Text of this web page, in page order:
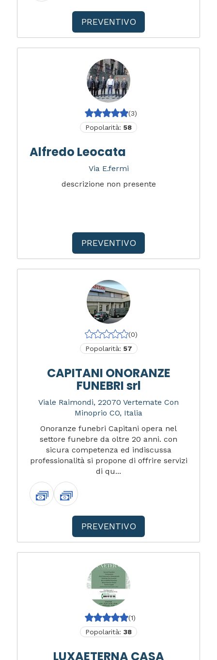
PREVENTIVO
(3)
Popolarità: 58
Alfredo Leocata
Via E.fermi
descrizione non presente
PREVENTIVO
(0)
Popolarità: 57
CAPITANI ONORANZE
FUNEBRI srl
Viale Raimondi, 22070 Vertemate Con
Minoprio CO, Italia
Onoranze funebri Capitani opera nel
settore funebre da oltre 20 anni. con
sicura competenza ed indiscussa
professionalità si propone di offrire servizi
di qu...
PREVENTIVO
(1)
Popolarità: 38
LUXAETERNA CASA